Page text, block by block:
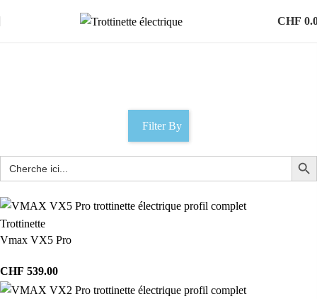
CHF
Filter By
Trottinette
Vmax VX5 Pro
CHF 539.00